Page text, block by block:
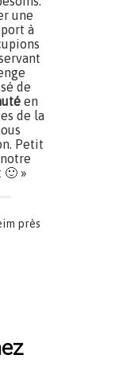
une
à
de
en
de la
Petit
🙂 »
près